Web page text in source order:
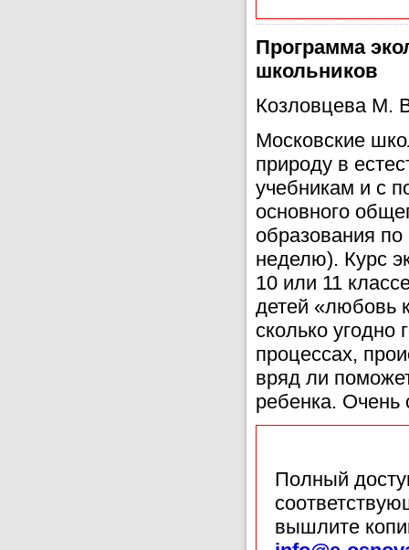
Программа
школьников
Козловцева М.
Московские
природу в
учебникам и с
основного
образования по
неделю). Курс
10 или 11
детей «любовь
сколько
процессах,
вряд ли
ребенка. Очень
Полный
вышлите